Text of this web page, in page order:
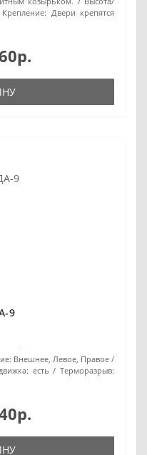
Крепление: Двери крепятся
9
Внешнее, Левое, Правое
есть
Терморазрыв: